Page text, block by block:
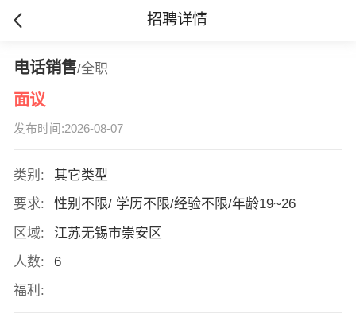
招聘详情
电话销售/全职
面议
发布时间:2026-08-07
类别:
其它类型
要求:
性别不限/ 学历不限/经验不限/年龄19~26
区域:
江苏无锡市崇安区
人数:
6
福利: